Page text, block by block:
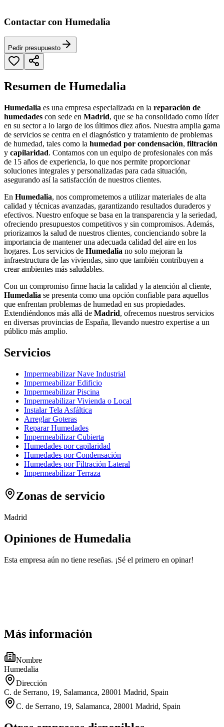
Contactar con Humedalia
Pedir presupuesto
Resumen de Humedalia
Humedalia es una empresa especializada en la reparación de
humedades con sede en Madrid, que se ha consolidado como líder
en su sector a lo largo de los últimos diez años. Nuestra amplia gama
de servicios se centra en el diagnóstico y tratamiento de problemas
de humedad, tales como la humedad por condensación, filtración
y capilaridad. Contamos con un equipo de profesionales con más
de 15 años de experiencia, lo que nos permite proporcionar
soluciones integrales y personalizadas para cada situación,
asegurando así la satisfacción de nuestros clientes.
En Humedalia, nos comprometemos a utilizar materiales de alta
calidad y técnicas avanzadas, garantizando resultados duraderos y
efectivos. Nuestro enfoque se basa en la transparencia y la seriedad,
ofreciendo presupuestos competitivos y sin compromisos. Además,
priorizamos la salud de nuestros clientes, concienciando sobre la
importancia de mantener una adecuada calidad del aire en los
hogares. Los servicios de Humedalia no solo mejoran la
infraestructura de las viviendas, sino que también contribuyen a
crear ambientes más saludables.
Con un compromiso firme hacia la calidad y la atención al cliente,
Humedalia se presenta como una opción confiable para aquellos
que enfrentan problemas de humedad en sus propiedades.
Extendiéndonos más allá de Madrid, ofrecemos nuestros servicios
en diversas provincias de España, llevando nuestro expertise a un
público más amplio.
Servicios
Impermeabilizar Nave Industrial
Impermeabilizar Edificio
Impermeabilizar Piscina
Impermeabilizar Vivienda o Local
Instalar Tela Asfáltica
Arreglar Goteras
Reparar Humedades
Impermeabilizar Cubierta
Humedades por capilaridad
Humedades por Condensación
Humedades por Filtración Lateral
Impermeabilizar Terraza
Zonas de servicio
Madrid
Opiniones de Humedalia
Esta empresa aún no tiene reseñas. ¡Sé el primero en opinar!
Más información
Nombre
Humedalia
Dirección
C. de Serrano, 19, Salamanca, 28001 Madrid, Spain
C. de Serrano, 19, Salamanca, 28001 Madrid, Spain